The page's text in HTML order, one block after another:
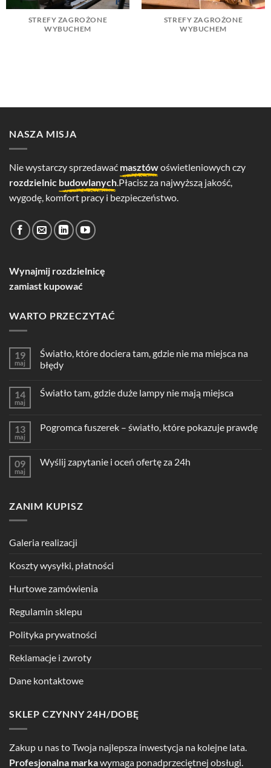
STREFY ZAGROŻONE
WYBUCHEM
STREFY ZAGROŻONE
WYBUCHEM
NASZA MISJA
Nie wystarczy sprzedawać masztówoświetleniowych czy
rozdzielnic budowlanych.Płacisz za najwyższą jakość,
wygodę, komfort pracy i bezpieczeństwo.
Wynajmij rozdzielnicę
zamiast kupować
WARTO PRZECZYTAĆ
19
maj
Światło, które dociera tam, gdzie nie ma miejsca na
błędy
14
maj
Światło tam, gdzie duże lampy nie mają miejsca
13
maj
Pogromca fuszerek – światło, które pokazuje prawdę
09
maj
Wyślij zapytanie i oceń ofertę za 24h
ZANIM KUPISZ
Galeria realizacji
Koszty wysyłki, płatności
Hurtowe zamówienia
Regulamin sklepu
Polityka prywatności
Reklamacje i zwroty
Dane kontaktowe
SKLEP CZYNNY 24H/DOBĘ
Zakup u nas to Twoja najlepsza inwestycja na kolejne lata.
Profesjonalna markawymaga ponadprzeciętnej obsługi.